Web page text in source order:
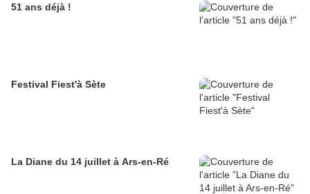
51 ans déjà !
Festival Fiest'à Sète
La Diane du 14 juillet à Ars-en-Ré